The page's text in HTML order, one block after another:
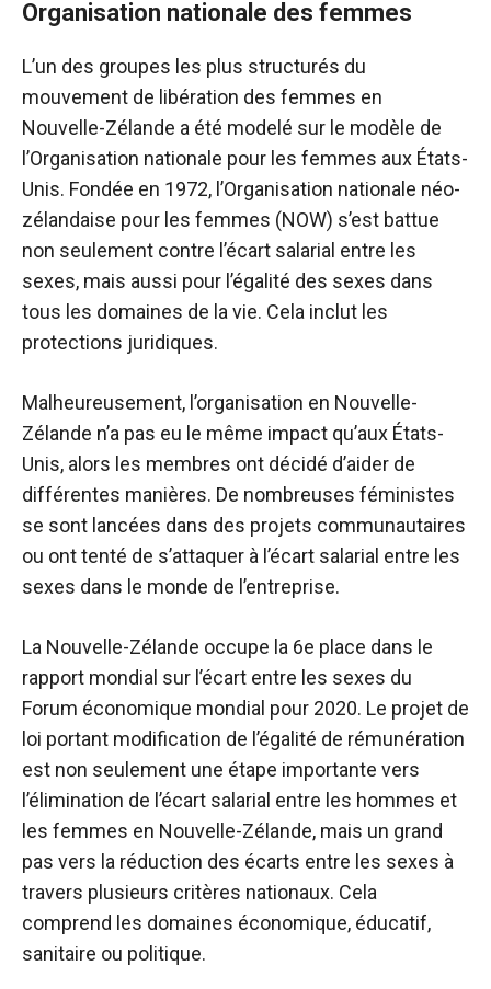
Organisation nationale des femmes
L’un des groupes les plus structurés du
mouvement de libération des femmes en
Nouvelle-Zélande a été modelé sur le modèle de
l’Organisation nationale pour les femmes aux États-
Unis. Fondée en 1972, l’Organisation nationale néo-
zélandaise pour les femmes (NOW) s’est battue
non seulement contre l’écart salarial entre les
sexes, mais aussi pour l’égalité des sexes dans
tous les domaines de la vie. Cela inclut les
protections juridiques.
Malheureusement, l’organisation en Nouvelle-
Zélande n’a pas eu le même impact qu’aux États-
Unis, alors les membres ont décidé d’aider de
différentes manières. De nombreuses féministes
se sont lancées dans des projets communautaires
ou ont tenté de s’attaquer à l’écart salarial entre les
sexes dans le monde de l’entreprise.
La Nouvelle-Zélande occupe la 6e place dans le
rapport mondial sur l’écart entre les sexes du
Forum économique mondial pour 2020. Le projet de
loi portant modification de l’égalité de rémunération
est non seulement une étape importante vers
l’élimination de l’écart salarial entre les hommes et
les femmes en Nouvelle-Zélande, mais un grand
pas vers la réduction des écarts entre les sexes à
travers plusieurs critères nationaux. Cela
comprend les domaines économique, éducatif,
sanitaire ou politique.